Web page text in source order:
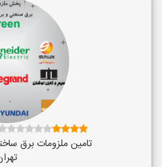
تامین ملزومات برق